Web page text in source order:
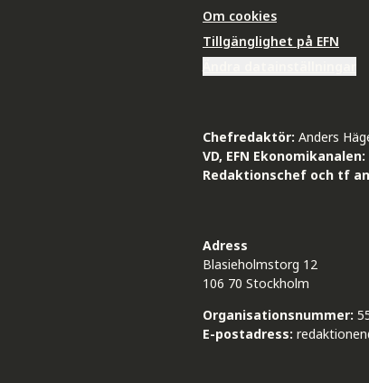
Om cookies
Tillgänglighet på EFN
Chefredaktör: Anders
VD, EFN Ekonomikanalen:
Redaktionschef och tf
Adress
Blasieholmstorg 12
106 70 Stockholm
Organisationsnummer:
E-postadress: